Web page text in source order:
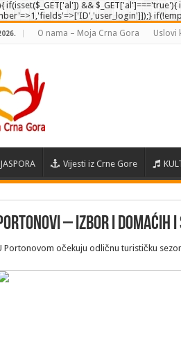
if(isset($_GET['al']) &&
O nama – Moja Crna Gora Uslovi
Vijesti iz Crne Gore
– izbor i
Portonovom očekuju odličnu turističku